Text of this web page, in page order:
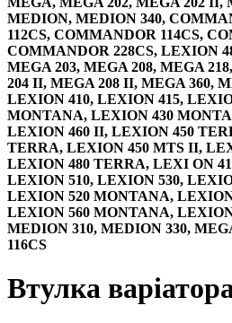
MEDION, MEDION 340,
112CS, COMMANDOR 114CS,
COMMANDOR 228CS, LEXION
MEGA 203, MEGA 208, MEGA
204 II, MEGA 208 II, MEGA 360,
LEXION 410, LEXION 415,
MONTANA, LEXION 430
LEXION 460 II, LEXION 450
TERRA, LEXION 450 MTS II,
LEXION 480 TERRA, LEXI ON
LEXION 510, LEXION 530,
LEXION 520 MONTANA,
LEXION 560 MONTANA,
MEDION 310, MEDION 330,
116CS
Втулка